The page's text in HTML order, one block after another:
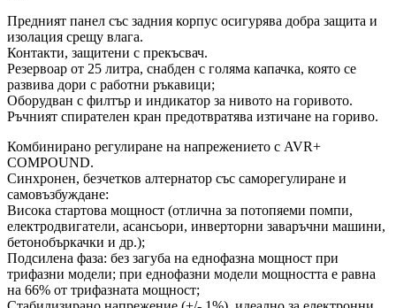
Предният панел със задния корпус осигурява добра защита и
изолация срещу влага.
Контакти, защитени с прекъсвач.
Резервоар от 25 литра, снабден с голяма капачка, която се
развива дори с работни ръкавици;
Оборудван с филтър и индикатор за нивото на горивото.
Ръчният спирателен кран предотвратява изтичане на гориво.
Комбинирано регулиране на напрежението с AVR+
COMPOUND.
Синхронен, безчетков алтернатор със саморегулиране и
самовъзбуждане:
Висока стартова мощност (отлична за потопяеми помпи,
електродвигатели, асансьори, инверторни заваръчни машини,
бетонобъркачки и др.);
Подсилена фаза: без загуба на еднофазна мощност при
трифазни модели; при еднофазни модели мощността е равна
на 66% от трифазната мощност;